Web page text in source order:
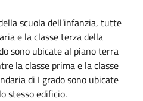
scuola dell’infanzia, tutte
e la classe terza della
sono ubicate al piano terra
la classe prima e la classe
di I grado sono ubicate
stesso edificio.